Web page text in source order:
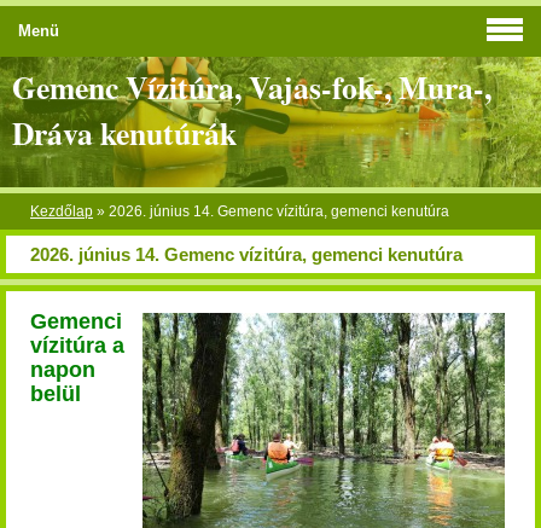
Gemenc Vízitúra, Vajas-fok-, Mura-,
Dráva kenutúrák
Kezdőlap » 2026. június 14. Gemenc vízitúra, gemenci kenutúra
2026. június 14. Gemenc vízitúra, gemenci kenutúra
Gemenci
vízitúra a
napon
belül
Menü